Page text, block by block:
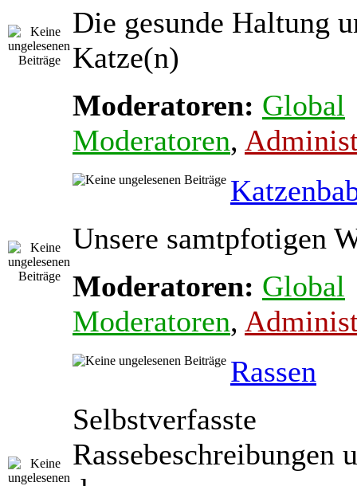
Die gesunde Haltung
Katze(n)
Moderatoren: Global
Moderatoren,
Unsere samtpfotigen
Moderatoren: Global
Moderatoren,
Rassen
Selbstverfasste
Rassebeschreibungen